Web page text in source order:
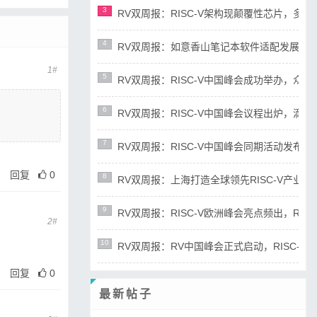
1#
回复 0
2#
回复 0
3 RV双周报：RISC-V架构现颠覆性芯片，多
4 RV双周报：如意香山笔记本软件适配发展
5 RV双周报：RISC-V中国峰会成功举办，众
6 RV双周报：RISC-V中国峰会议程出炉，滴
7 RV双周报：RISC-V中国峰会同期活动发布
8 RV双周报：上海打造全球领先RISC-V产业
9 RV双周报：RISC-V欧洲峰会亮点频出，
10 RV双周报：RV中国峰会正式启动，RISC-V
最新帖子